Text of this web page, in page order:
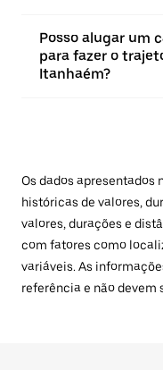
Posso alugar um
para fazer o
Itanhaém?
Os dados apresentados
históricas de valores,
valores, durações e
com fatores como
variáveis. As
referência e não devem